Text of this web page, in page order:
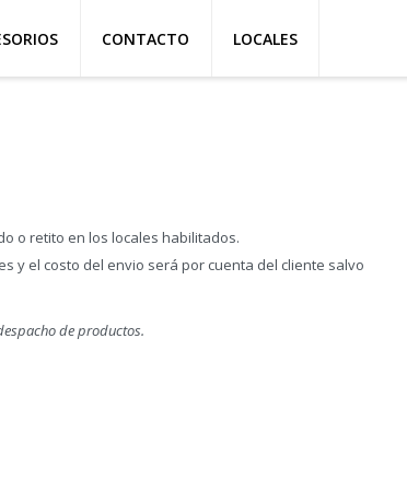
CONTACTO LOCALES
o retito en los locales habilitados.
y el costo del envio será por cuenta del cliente salvo
de productos.